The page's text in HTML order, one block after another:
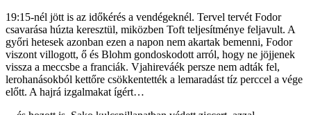
19:15-nél jött is az időkérés a vendégeknél. Tervel tervét Fodor
csavarása húzta keresztül, miközben Toft teljesítménye feljavult. A
győri hetesek azonban ezen a napon nem akartak bemenni, Fodor
viszont villogott, ő és Blohm gondoskodott arról, hogy ne jöjjenek
vissza a meccsbe a franciák. Vjahireváék persze nem adták fel,
lerohanásokból kettőre csökkentették a lemaradást tíz perccel a vége
előtt. A hajrá izgalmakat ígért…